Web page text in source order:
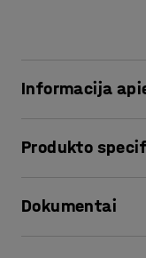
Informacija
pritvirtinti
Produkto
Spalva: Raudona
Dokumentai